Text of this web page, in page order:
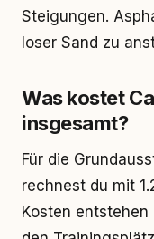
Steigungen.
loser Sand zu
Was kostet
insgesamt?
Für die
rechnest du mit
Kosten